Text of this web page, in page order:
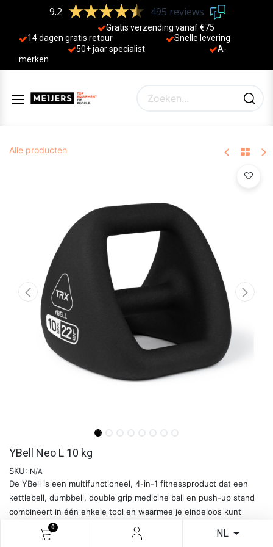
0
NL
9.2 495 reviews
Gratis verzending vanaf €75
14 dagen gratis retour
Sne lle levering
50+ jaar specialist
A-
merken
Alle producten
YBell Neo L 10 kg
SKU: N/A
De YBell is een multifunctioneel, 4-in-1 fitnessproduct dat een
kettlebell, dumbbell, double grip medicine ball en push-up stand
combineert in één enkele tool en waarmee je eindeloos kunt
variëren en unieke YBell oefeningen kunt doen.